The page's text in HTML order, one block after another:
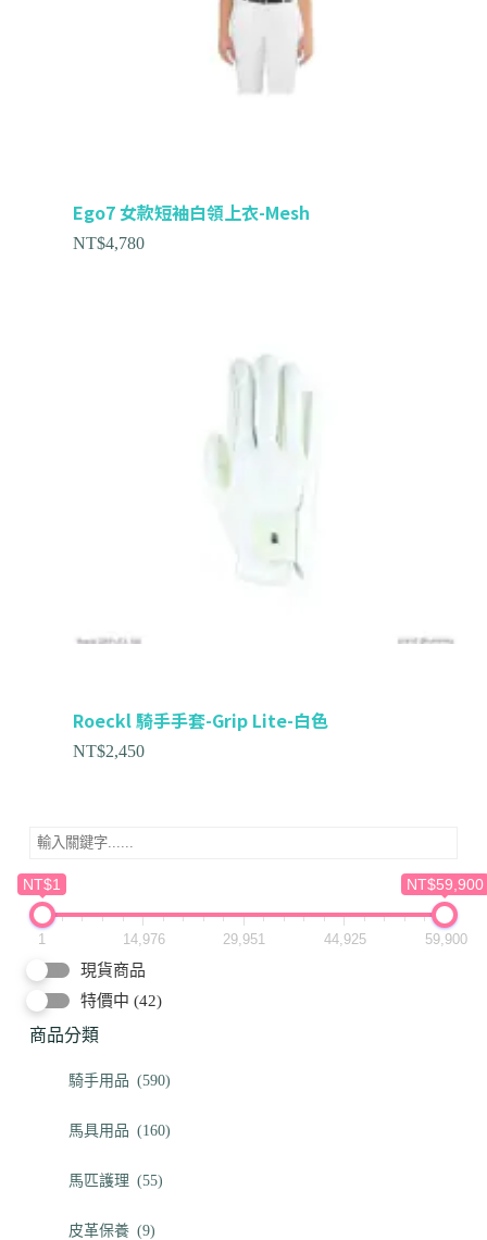
NT$1 NT$59,900
1 14,976 29,951 44,925 59,900
現貨商品
特價中 (42)
商品分類
騎手用品 (590)
馬具用品 (160)
馬匹護理 (55)
皮革保養 (9)
Ego7 女款短袖白領上衣-Mesh
NT$4,780
Roeckl 騎手手套-Grip Lite-白色
NT$2,450